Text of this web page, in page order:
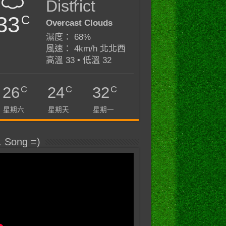
C
District
Overcast Clouds
濕度： 68%
風速： 4km/h 北北西
高溫 33 • 低溫 32
26C
星期六
24C
星期天
32C
星期一
Song =)